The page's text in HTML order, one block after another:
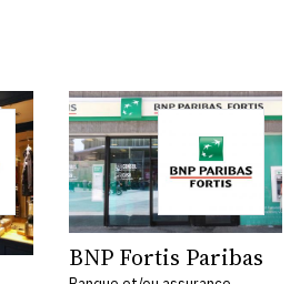
BNP Fortis Paribas